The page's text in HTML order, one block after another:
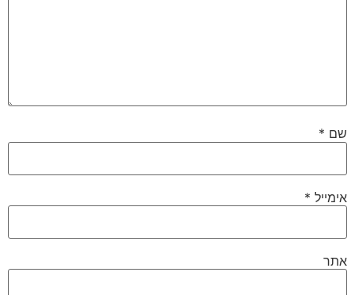
שם *
אימייל *
אתר